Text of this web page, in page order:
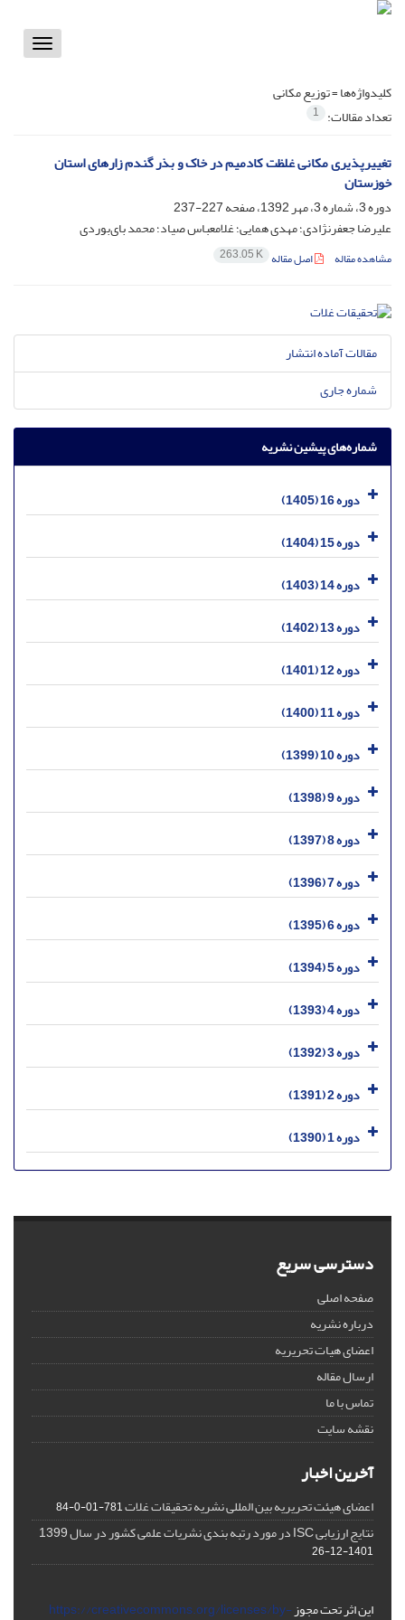
Toggle
کلیدواژه‌ها =توزیع مکانی
تعداد مقالات: 1
تغییرپذیری مکانی غلظت کادمیم در خاک و بذر گندم زارهای استان
خوزستان
دوره 3، شماره 3، مهر 1392، صفحه
227-237
علیرضا جعفرنژادی؛ مهدی همایی؛ غلامعباس صیاد؛ محمد بای‌بوردی
مشاهده مقاله اصل مقاله 263.05 K
مقالات آماده انتشار
شماره جاری
شماره‌های پیشین نشریه
دوره 16 (1405)
دوره 15 (1404)
دوره 14 (1403)
دوره 13 (1402)
دوره 12 (1401)
دوره 11 (1400)
دوره 10 (1399)
دوره 9 (1398)
دوره 8 (1397)
دوره 7 (1396)
دوره 6 (1395)
دوره 5 (1394)
دوره 4 (1393)
دوره 3 (1392)
دوره 2 (1391)
دوره 1 (1390)
دسترسی سریع
صفحه اصلی
درباره نشریه
اعضای هیات تحریریه
ارسال مقاله
تماس با ما
نقشه سایت
آخرین اخبار
اعضای هیئت تحریریه بین المللی نشریه تحقیقات غلات781-01-0-84
نتایج ارزیابی ISC در مورد رتبه بندی نشریات علمی کشور در سال 1399
1401-12-26
این اثر تحت مجوزhttps://creativecommons.org/licenses/by-